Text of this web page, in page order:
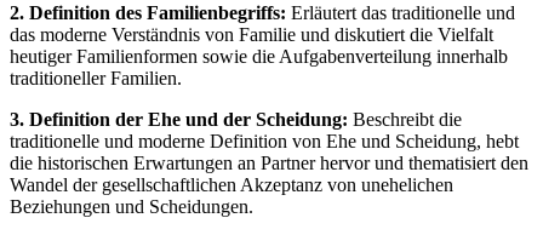
2. Definition des Familienbegriffs: Erläutert das traditionelle und
das moderne Verständnis von Familie und diskutiert die Vielfalt
heutiger Familienformen sowie die Aufgabenverteilung innerhalb
traditioneller Familien.
3. Definition der Ehe und der Scheidung: Beschreibt die
traditionelle und moderne Definition von Ehe und Scheidung, hebt
die historischen Erwartungen an Partner hervor und thematisiert den
Wandel der gesellschaftlichen Akzeptanz von unehelichen
Beziehungen und Scheidungen.